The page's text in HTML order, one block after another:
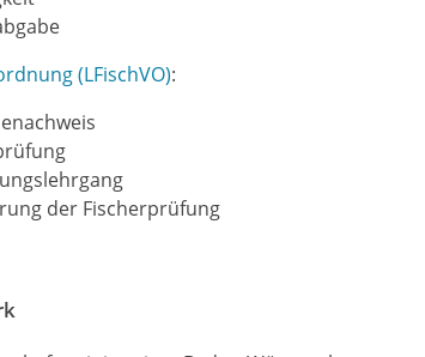
(LFischVO):
der Fischerprüfung